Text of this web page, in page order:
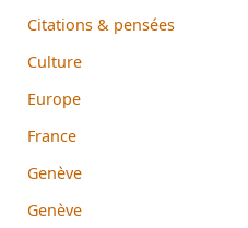
Citations & pensées
Culture
Europe
France
Genève
Genève